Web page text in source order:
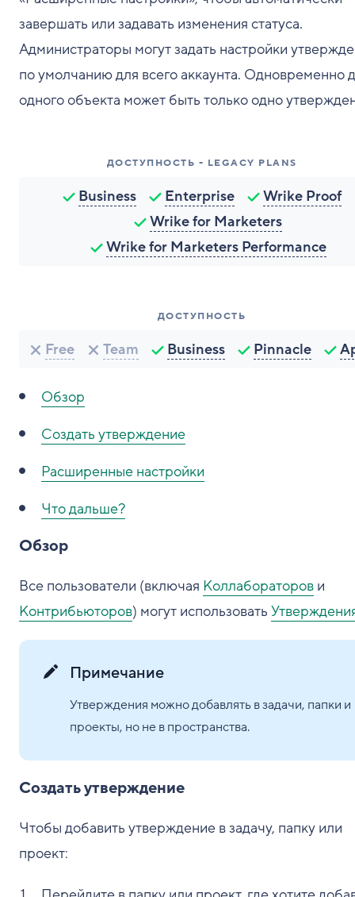
завершать или задавать изменения статуса.
Администраторы могут задать настройки
по умолчанию для всего аккаунта. Одновременно
одного объекта может быть только одно
ДОСТУПНОСТЬ - LEGACY PLANS
Business Enterprise
Wrike Proof
Wrike for Marketers
Wrike for Marketers Performance
ДОСТУПНОСТЬ
Free Team Business Pinnacle
Обзор
Создать утверждение
Расширенные настройки
Что дальше?
Обзор
Все пользователи (включая Коллабораторов и
Контрибьюторов) могут использовать
Примечание
Утверждения можно добавлять в задачи, папки и
проекты, но не в пространства.
Создать утверждение
Чтобы добавить утверждение в задачу, папку или
проект: